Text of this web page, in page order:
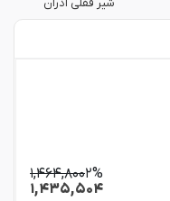
شیر قفلی آذران
۱,۴۶۴,۸۰۰۲%
۱,۴۳۵,۵۰۴